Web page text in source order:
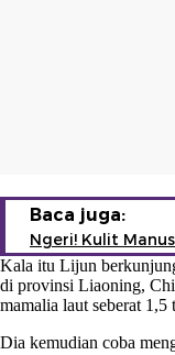
Baca juga:
Ngeri! Kulit
Kala itu Lijun
di provinsi Liaoning,
mamalia laut seberat 1,5
Dia kemudian coba